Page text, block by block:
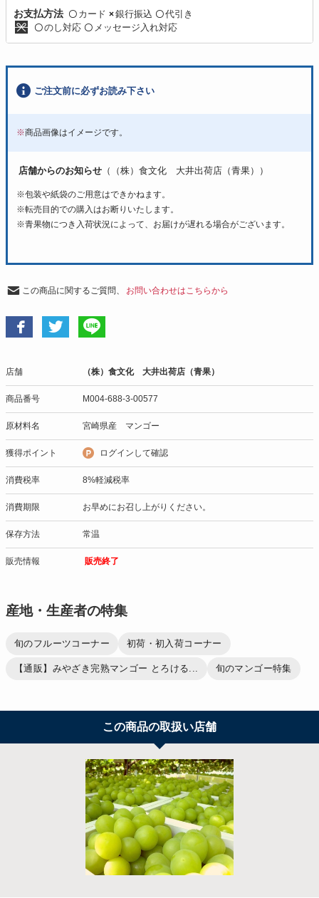
お支払方法 〇 カード ×銀行振込 〇代引き
〇のし対応 〇 メッセージ入れ対応
ご注文前に必ずお読み下さい
※商品画像はイメージです。
店舗からのお知らせ （（株）食文化 大井出荷店（青果））
※包装や紙袋のご用意はできかねます。
※転売目的での購入はお断りいたします。
※青果物につき入荷状況によって、お届けが遅れる場合がございます。
この商品に関するご質問、 お問い合わせはこちらから
店舗 （株）食文化 大井出荷店（青果）
商品番号 M004-688-3-00577
原材料名 宮崎県産 マンゴー
獲得ポイント ログインして確認
消費税率 8%軽減税率
消費期限 お早めにお召し上がりください。
保存方法 常温
販売情報 販売終了
産地・生産者の特集
旬のフルーツコーナー 初荷・初入荷コーナー
【通販】みやざき完熟マンゴー とろける... 旬のマンゴー特集
この商品の取扱い店舗